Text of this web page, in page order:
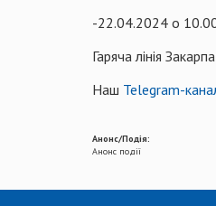
-22.04.2024 о
Гаряча лінія
Наш Telegram-
Анонс/Подія:
Анонс події